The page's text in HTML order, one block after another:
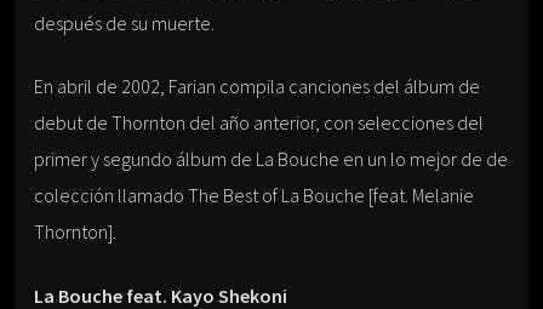
después de su muerte.
En abril de 2002, Farian compila canciones del álbum de
debut de Thornton del año anterior, con selecciones del
primer y segundo álbum de La Bouche en un lo mejor de de
colección llamado The Best of La Bouche [feat. Melanie
Thornton].
La Bouche feat. Kayo Shekoni